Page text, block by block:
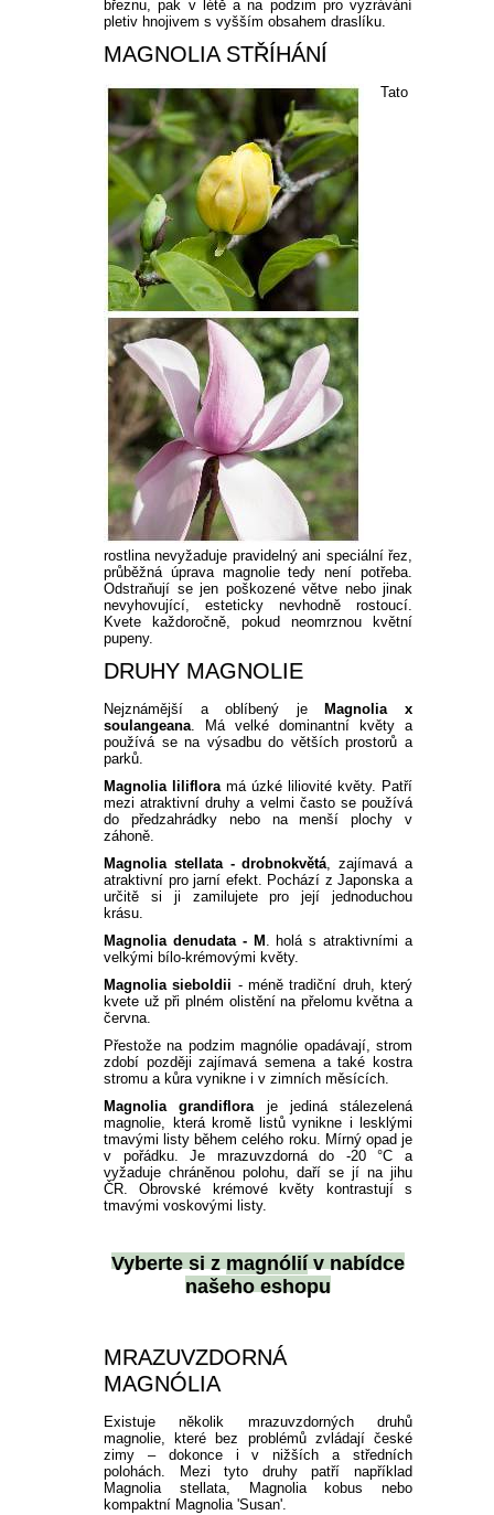
březnu, pak v létě a na podzim pro vyzrávání
pletiv hnojivem s vyšším obsahem draslíku.
MAGNOLIA STŘÍHÁNÍ
Tato
rostlina nevyžaduje pravidelný ani speciální řez,
průběžná úprava magnolie tedy není potřeba.
Odstraňují se jen poškozené větve nebo jinak
nevyhovující, esteticky nevhodně rostoucí.
Kvete každoročně, pokud neomrznou květní
pupeny.
DRUHY MAGNOLIE
Nejznámější a oblíbený jeMagnolia x
soulangeana. Má velké dominantní květy a
používá se na výsadbu do větších prostorů a
parků.
Magnolia lilifloramá úzké liliovité květy. Patří
mezi atraktivní druhy a velmi často se používá
do předzahrádky nebo na menší plochy v
záhoně.
Magnolia stellata - drobnokvětá, zajímavá a
atraktivní pro jarní efekt. Pochází z Japonska a
určitě si ji zamilujete pro její jednoduchou
krásu.
Magnolia denudata- M . holá s atraktivními a
velkými bílo-krémovými květy.
Magnolia sieboldii - méně tradiční druh, který
kvete už při plném olistění na přelomu května a
června.
Přestože na podzim magnólie opadávají, strom
zdobí později zajímavá semena a také kostra
stromu a kůra vynikne i v zimních měsících.
Magnolia grandifloraje jediná stálezelená
magnolie, která kromě listů vynikne i lesklými
tmavými listy během celého roku. Mírný opad je
v pořádku. Je mrazuvzdorná do -20 °C a
vyžaduje chráněnou polohu, daří se jí na jihu
ČR. Obrovské krémové květy kontrastují s
tmavými voskovými listy.
Vyberte si zmagnóliív nabídce
našeho eshopu
MRAZUVZDORNÁ
MAGNÓLIA
Existuje několik mrazuvzdorných druhů
magnolie, které bez problémů zvládají české
zimy – dokonce i v nižších a středních
polohách. Mezi tyto druhy patří například
Magnolia stellata, Magnolia kobus nebo
kompaktní Magnolia 'Susan'.